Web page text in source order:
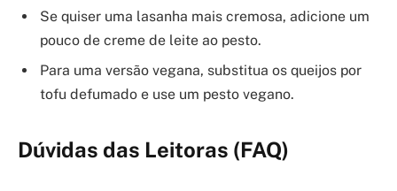
Se quiser uma lasanha mais cremosa, adicione um
pouco de creme de leite ao pesto.
Para uma versão vegana, substitua os queijos por
tofu defumado e use um pesto vegano.
Dúvidas das Leitoras (FAQ)